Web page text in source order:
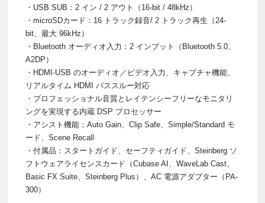
・USB SUB：2 イン / 2 アウト（16-bit / 48kHz）
・microSDカード：16 トラック録音/ 2 トラック再生（24-
bit、最大 96kHz）
・Bluetooth オーディオ入力：2 インプット（Bluetooth 5.0、
A2DP）
・HDMI-USB のオーディオ／ビデオ入力、キャプチャ機能、
リアルタイム HDMI パススルー対応
・プロフェッショナル音質とレイテンシーフリーなモニタリ
ングを実現する内蔵 DSP プロセッサー
・アシスト機能：Auto Gain、Clip Safe、Simple/Standard モ
ード、Scene Recall
・付属品：スタートガイド、セーフティガイド、Steinberg ソ
フトウェアライセンスカード（Cubase AI、WaveLab Cast、
Basic FX Suite、Steinberg Plus）、AC 電源アダプター（PA-
300）